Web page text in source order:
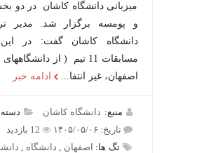
میزبانی دانشگاه کاشان در دو بخش
و پومسه برگزار شد. مدیر تربیت
دانشگاه کاشان گفت: در این
اصفهان، غیر انتفا...
ادامه خبر
منبع:دانشگاه کاشان
دسته:
تاریخ: ۱۴۰۵/۰۵/۰۶
12 بازدید
تگ ها: اصفهان ,دانشگاه,دانشگاه